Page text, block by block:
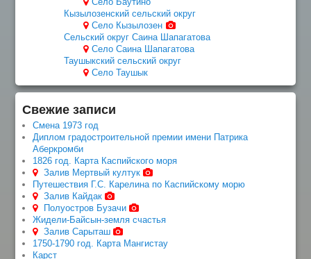
Кызылозенский сельский округ
Село Кызылозен
Сельский округ Саина Шапагатова
Село Саина Шапагатова
Таушыкский сельский округ
Село Таушык
Свежие записи
Смена 1973 год
Диплом градостроительной премии имени Патрика
Аберкромби
1826 год. Карта Каспийского моря
Залив Мертвый култук
Путешествия Г.С. Карелина по Каспийскому морю
Залив Кайдак
Полуостров Бузачи
Жидели-Байсын-земля счастья
Залив Сарыташ
1750-1790 год. Карта Мангистау
Карст